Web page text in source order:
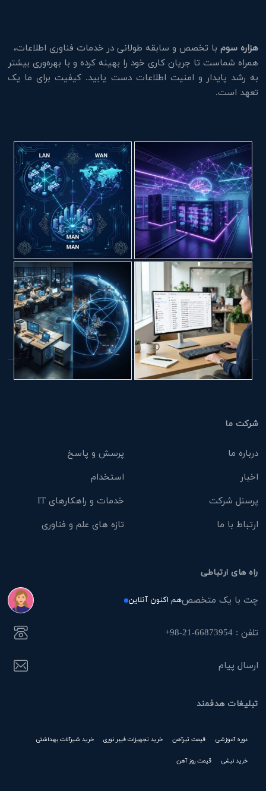
هزاره سوم با تخصص و سابقه طولانی در خدمات فناوری اطلاعات،
همراه شماست تا جریان کاری خود را بهینه کرده و با بهره‌وری بیشتر
به رشد پایدار و امنیت اطلاعات دست یابید. کیفیت برای ما یک
تعهد است.
شرکت ما
درباره ما
پرسش و پاسخ
اخبار
استخدام
پرسنل شرکت
خدمات و راهکارهای IT
ارتباط با ما
تازه های علم و فناوری
راه های ارتباطی
چت با یک متخصصهم اکنون آنلاین
تلفن : 66873954-21-98+
ارسال پیام
تبلیغات هدفمند
دوره آموزشی قیمت تیرآهن خرید تجهیزات فیبر نوری خرید شیرآلات بهداشتی
خرید نبشی قیمت روز آهن